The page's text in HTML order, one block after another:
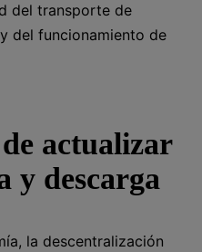
del transporte de
del funcionamiento de
actualizar
y descarga
la descentralización